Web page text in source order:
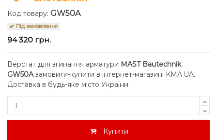
Код товару: GW50A
Під замовлення
94 320 грн.
Верстат для згинання арматури MAST Bautechnik
GW50Aзамовити-купити в інтернет-магазині KMA.UA.
Доставка в будь-яке місто України.
Купити